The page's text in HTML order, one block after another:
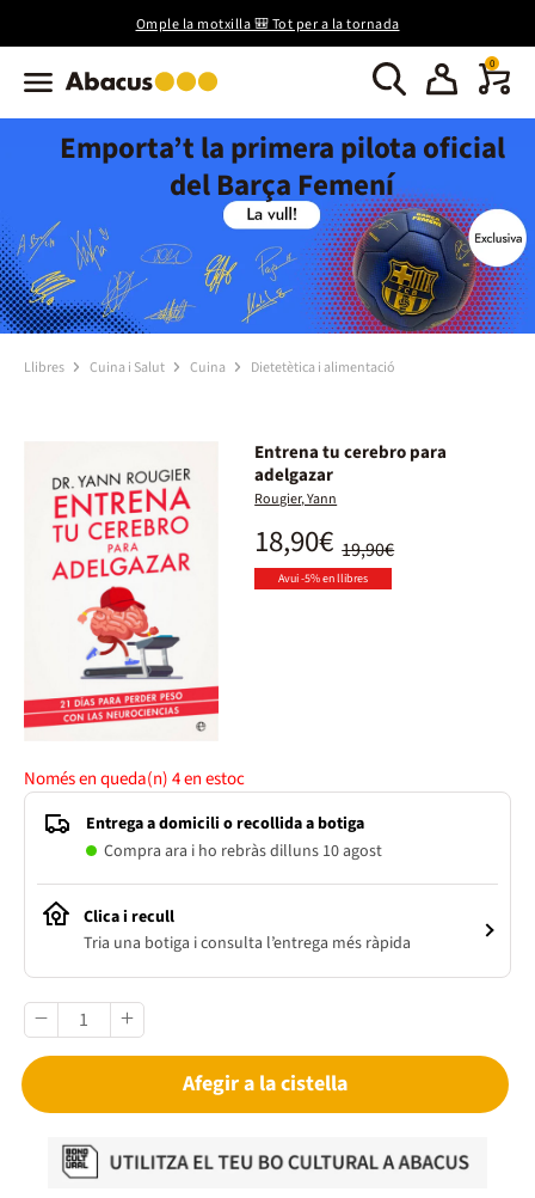
Omple la motxilla 🎒 Tot per a la tornada
0
Emporta’t la primera pilota oficial
del Barça Femení
Llibres Cuina i Salut Cuina Dietetètica i alimentació
Entrena tu cerebro para
adelgazar
Rougier, Yann
19,90€
18,90€
Avui -5% en llibres
Només en queda(n)4en estoc
Entrega a domicili o recollida a botiga
Compra ara i ho rebràs dilluns 10 agost
Clica i recull
Tria una botiga i consulta l’entrega més ràpida
Afegir a la cistella